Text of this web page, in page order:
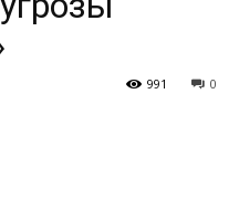
0
991